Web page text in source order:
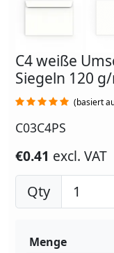
C4 weiße
Siegeln 120 g/
(basiert
C03C4PS
€0.41 excl. VAT
Qty
Menge